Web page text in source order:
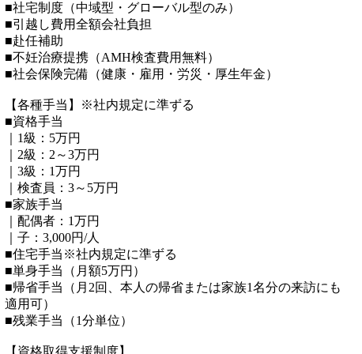
■社宅制度（中域型・グローバル型のみ）
■引越し費用全額会社負担
■赴任補助
■不妊治療提携（AMH検査費用無料）
■社会保険完備（健康・雇用・労災・厚生年金）
【各種手当】※社内規定に準ずる
■資格手当
｜1級：5万円
｜2級：2～3万円
｜3級：1万円
｜検査員：3～5万円
■家族手当
｜配偶者：1万円
｜子：3,000円/人
■住宅手当※社内規定に準ずる
■単身手当（月額5万円）
■帰省手当（月2回、本人の帰省または家族1名分の来訪にも
適用可）
■残業手当（1分単位）